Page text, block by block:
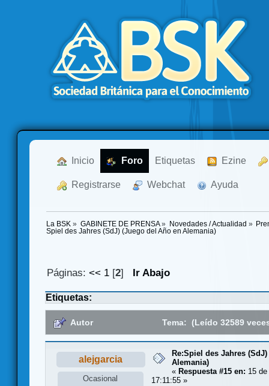
Inicio Foro Etiquetas Ezine
Registrarse Webchat Ayuda
La BSK » GABINETE DE PRENSA» Novedades / Actualidad »
Spiel des Jahres (SdJ) (Juego del Año en Alemania)
Páginas:<< 1 [2] Ir Abajo
Etiquetas:
Autor Tema: (Leído 32589
alejgarcia
Ocasional
Re:Spiel des Jahres
Alemania)
« Respuesta #15 en: 15
17:11:55 »